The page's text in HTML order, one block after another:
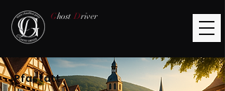
Ghost Driver
Pfastatt